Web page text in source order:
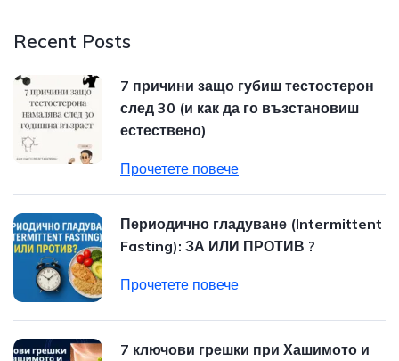
Recent Posts
7 причини защо губиш тестостерон
след 30 (и как да го възстановиш
естествено)
Прочетете повече
Периодично гладуване (Intermittent
Fasting): ЗА ИЛИ ПРОТИВ ?
Прочетете повече
7 ключови грешки при Хашимото и